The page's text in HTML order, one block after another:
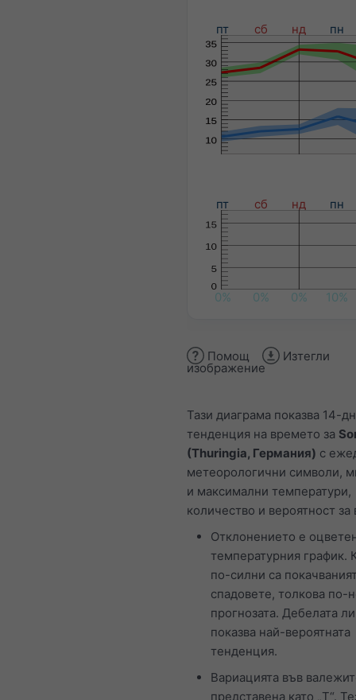
пт сб нд пн
пт сб нд пн
0% 0% 0% 10%
Помощ Изтегли
изображение
Тази диаграма показва 14-
тенденция на времето за
(Thuringia, Германия) с
метеорологични символи,
и максимални температури,
количество и вероятност
Отклонението е
температурния график.
по-силни са
спадовете, толкова по-
прогнозата. Дебелата
показва най-вероятната
тенденция.
Вариацията във
представена като „T“.